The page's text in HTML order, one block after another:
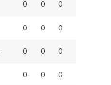
0 0 0
0 0 0
0 0 0
0 0 0